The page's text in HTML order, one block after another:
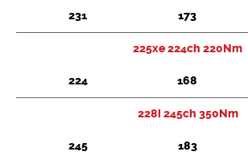
231 173
225xe 224ch 220Nm
224 168
228i 245ch 350Nm
245 183